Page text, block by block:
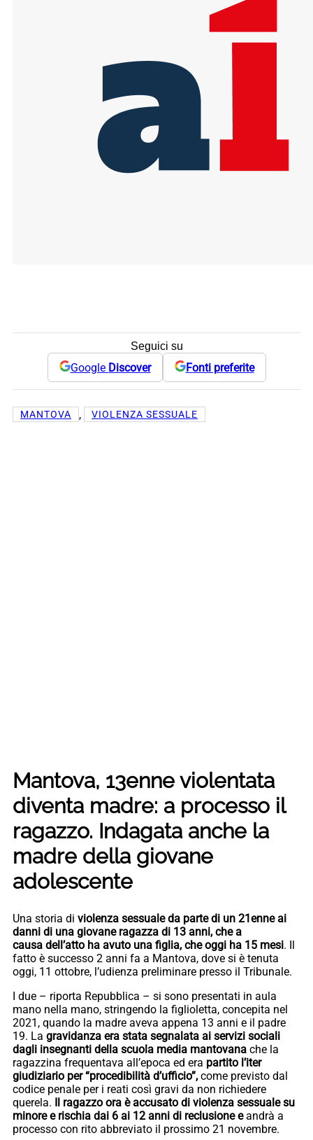
Seguici su
Google Discover Fonti preferite
MANTOVA , VIOLENZA SESSUALE
Mantova, 13enne violentata
diventa madre: a processo il
ragazzo. Indagata anche la
madre della giovane
adolescente
Una storia di violenza sessuale da parte di un 21enne ai
danni di una giovane ragazza di 13 anni, che a
causa dell’atto ha avuto una figlia, che oggi ha 15 mesi. Il
fatto è successo 2 anni fa a Mantova, dove si è tenuta
oggi, 11 ottobre, l’udienza preliminare presso il Tribunale.
I due – riporta Repubblica – si sono presentati in aula
mano nella mano, stringendo la figlioletta, concepita nel
2021, quando la madre aveva appena 13 anni e il padre
19. La gravidanza era stata segnalata ai servizi sociali
dagli insegnanti della scuola media mantovana che la
ragazzina frequentava all’epoca ed era partito l’iter
giudiziario per “procedibilità d’ufficio”, come previsto dal
codice penale per i reati così gravi da non richiedere
querela. Il ragazzo ora è accusato di violenza sessuale su
minore e rischia dai 6 ai 12 anni di reclusione eandrà a
processo con rito abbreviato il prossimo 21 novembre.